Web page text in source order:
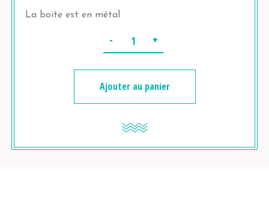
La boite est en métal
Ajouter au panier